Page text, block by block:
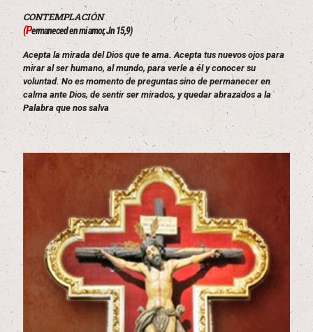
CONTEMPLACIÓN
(Permaneced en mi amor, Jn 15,9)
Acepta la mirada del Dios que te ama. Acepta tus nuevos ojos para
mirar al ser humano, al mundo, para verle a él y conocer su
voluntad. No es momento de preguntas sino de permanecer en
calma ante Dios, de sentir ser mirados, y quedar abrazados a la
Palabra que nos salva